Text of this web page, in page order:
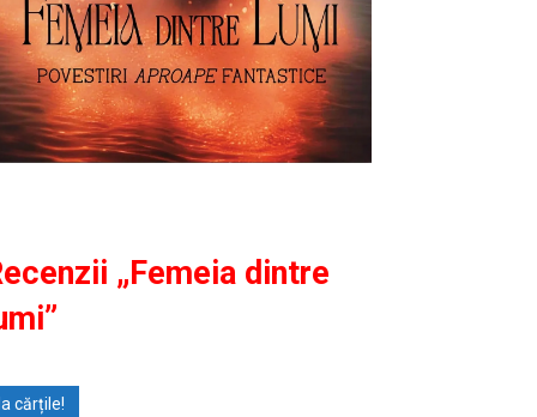
„Femeia dintre
cărțile!